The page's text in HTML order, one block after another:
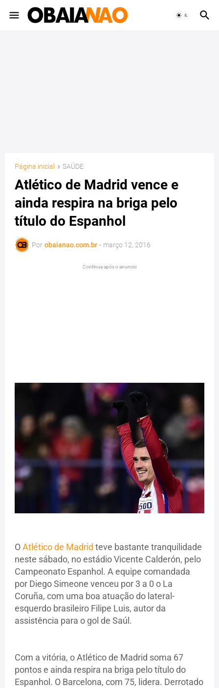
Página inicial SAÚDE
Atlético de Madrid vence e
ainda respira na briga pelo
título do Espanhol
Por obaianao.com.br - março 12, 2016
Continua após o anuncio
OAtlético de Madrid teve bastante tranquilidade
neste sábado, no estádio Vicente Calderón, pelo
Campeonato Espanhol. A equipe comandada
por Diego Simeone venceu por 3 a 0 o La
Coruña, com uma boa atuação do lateral-
esquerdo brasileiro Filipe Luis, autor da
assistência para o gol de Saúl.
Com a vitória, o Atlético de Madrid soma 67
pontos e ainda respira na briga pelo título do
Espanhol. O Barcelona, com 75, lidera. Derrotado